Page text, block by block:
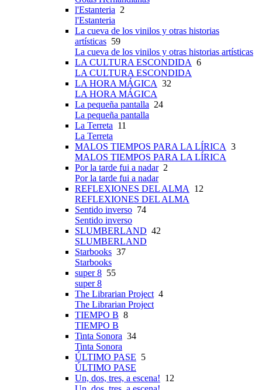
l'Estanteria 2
l'Estanteria
La cueva de los vinilos y otras historias
artísticas 59
La cueva de los vinilos y otras historias artísticas
LA CULTURA ESCONDIDA 6
LA CULTURA ESCONDIDA
LA HORA MÁGICA 32
LA HORA MÁGICA
La pequeña pantalla 24
La pequeña pantalla
La Terreta 11
La Terreta
MALOS TIEMPOS PARA LA LÍRICA 3
MALOS TIEMPOS PARA LA LÍRICA
Por la tarde fui a nadar2
Por la tarde fui a nadar
REFLEXIONES DEL ALMA
12
REFLEXIONES DEL ALMA
Sentido inverso 74
Sentido inverso
SLUMBERLAND 42
SLUMBERLAND
Starbooks 37
Starbooks
super 8 55
super 8
The Librarian Project 4
The Librarian Project
TIEMPO B 8
TIEMPO B
Tinta Sonora 34
Tinta Sonora
ÚLTIMO PASE 5
ÚLTIMO PASE
Un, dos, tres, a escena! 12